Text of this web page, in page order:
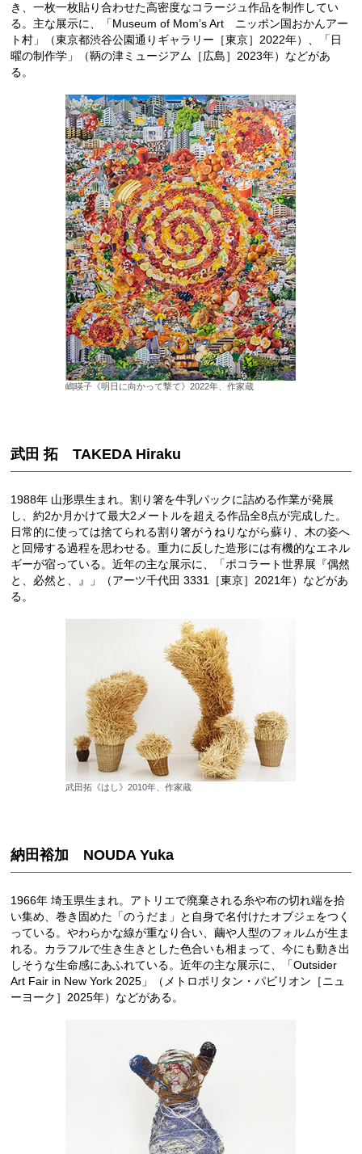
き、一枚一枚貼り合わせた高密度なコラージュ作品を制作してい
る。主な展示に、「Museum of Mom’s Art ニッポン国おかんアー
ト村」（東京都渋谷公園通りギャラリー［東京］2022年）、「日
曜の制作学」（鞆の津ミュージアム［広島］2023年）などがあ
る。
嶋暎子《明日に向かって撃て》2022年、作家蔵
武田 拓 TAKEDA Hiraku
1988年 山形県生まれ。割り箸を牛乳パックに詰める作業が発展
し、約2か月かけて最大2メートルを超える作品全8点が完成した。
日常的に使っては捨てられる割り箸がうねりながら蘇り、木の姿へ
と回帰する過程を思わせる。重力に反した造形には有機的なエネル
ギーが宿っている。近年の主な展示に、「ポコラート世界展『偶然
と、必然と、』」（アーツ千代田 3331［東京］2021年）などがあ
る。
武田拓《はし》2010年、作家蔵
納田裕加 NOUDA Yuka
1966年 埼玉県生まれ。アトリエで廃棄される糸や布の切れ端を拾
い集め、巻き固めた「のうだま」と自身で名付けたオブジェをつく
っている。やわらかな線が重なり合い、繭や人型のフォルムが生ま
れる。カラフルで生き生きとした色合いも相まって、今にも動き出
しそうな生命感にあふれている。近年の主な展示に、「Outsider
Art Fair in New York 2025」（メトロポリタン・パビリオン［ニュ
ーヨーク］2025年）などがある。